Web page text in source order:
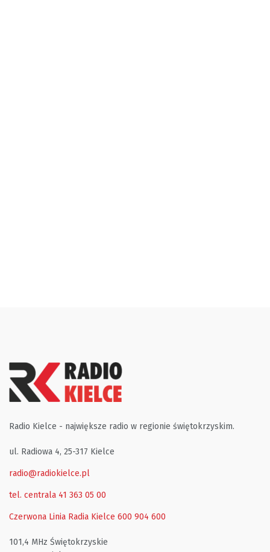
Radio Kielce - największe radio w regionie świętokrzyskim.
ul. Radiowa 4, 25-317 Kielce
radio@radiokielce.pl
tel. centrala 41 363 05 00
Czerwona Linia Radia Kielce 600 904 600
101,4 MHz Świętokrzyskie